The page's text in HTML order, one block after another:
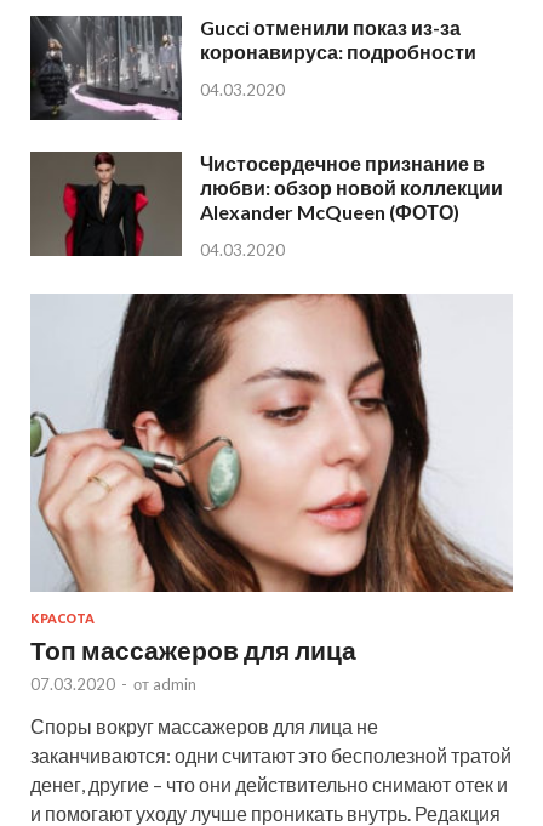
Gucci отменили показ из-за
коронавируса: подробности
04.03.2020
Чистосердечное признание в
любви: обзор новой коллекции
Alexander McQueen (ФОТО)
04.03.2020
КРАСОТА
Топ массажеров для лица
07.03.2020 - от admin
Споры вокруг массажеров для лица не
заканчиваются: одни считают это бесполезной тратой
денег, другие – что они действительно снимают отек и
и помогают уходу лучше проникать внутрь. Редакция